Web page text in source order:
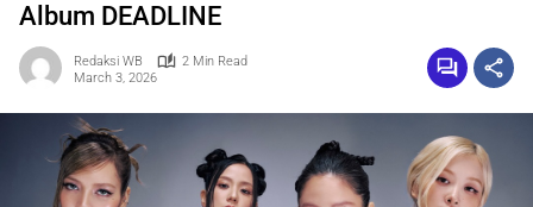
Album DEADLINE
Redaksi WB
2 Min Read
March 3, 2026